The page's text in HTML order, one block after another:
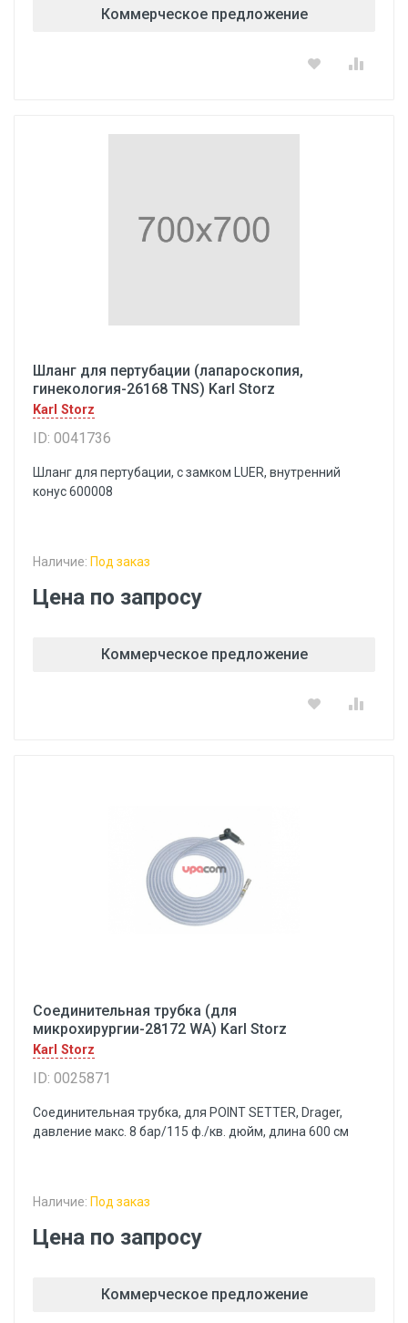
Коммерческое предложение
Шланг для пертубации (лапароскопия,
гинекология-26168 TNS) Karl Storz
Karl Storz
ID: 0041736
Шланг для пертубации, с замком LUER, внутренний
конус 600008
Наличие: Под заказ
Цена по запросу
Коммерческое предложение
Соединительная трубка (для
микрохирургии-28172 WA) Karl Storz
Karl Storz
ID: 0025871
Соединительная трубка, для POINT SETTER, Drager,
давление макс. 8 бар/115 ф./кв. дюйм, длина 600 см
Наличие: Под заказ
Цена по запросу
Коммерческое предложение